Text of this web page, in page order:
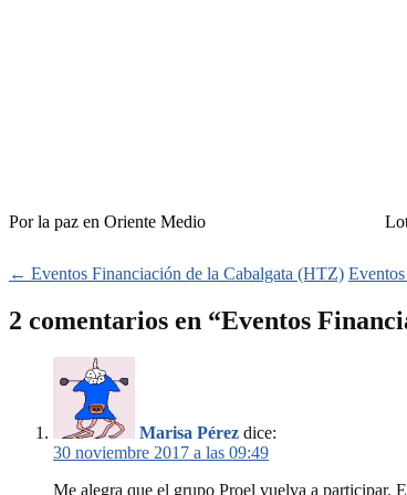
Por la paz en Oriente Medio
Navegación
de
entradas
← Eventos Financiación de la Cabalgata (HTZ)
2 comentarios en “Eventos
Marisa Pérez dice:
30 noviembre 2017 a las 09:49
Me alegra que el grupo Proel vuelva a participar.